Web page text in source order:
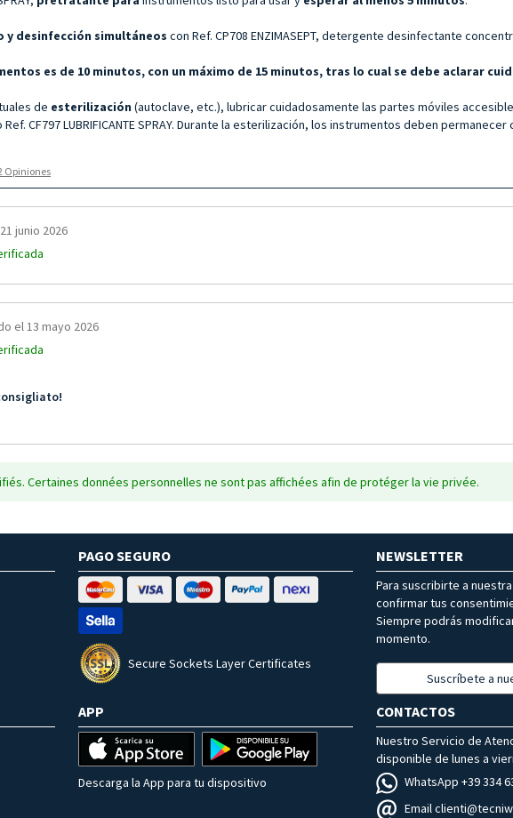
y desinfección simultáneos con Ref. CP708 ENZIMASEPT, detergente desinfectante
es de 10 minutos, con un máximo de 15 minutos, tras lo cual se debe aclarar
de esterilización (autoclave, etc.), lubricar cuidadosamente las partes móviles
CF797 LUBRIFICANTE SPRAY. Durante la esterilización, los instrumentos deben permanecer
Opiniones
junio 2026
el 13 mayo 2026
Certaines données personnelles ne sont pas affichées afin de protéger la vie privée.
PAGO SEGURO
Secure Sockets Layer Certificates
NEWSLETTER
Para suscribirte a
confirmar tus
Siempre podrás
momento.
Suscríbete a
APP
Descarga la App para tu dispositivo
CONTACTOS
Nuestro Servicio de
disponible de lunes a
WhatsApp +39 334
Email